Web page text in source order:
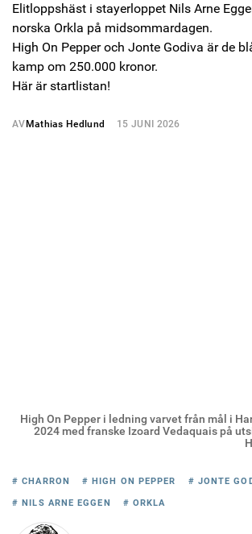
Elitloppshäst i stayerloppet Nils Arne
norska Orkla på midsommardagen.
High On Pepper och Jonte Godiva är de
kamp om 250.000 kronor.
Här är startlistan!
AV Mathias Hedlund 15 JUNI 2026
High On Pepper i ledning varvet från mål i
2024 med franske Izoard Vedaquais på
# CHARRON # HIGH ON PEPPER # JONTE
# NILS ARNE EGGEN # ORKLA